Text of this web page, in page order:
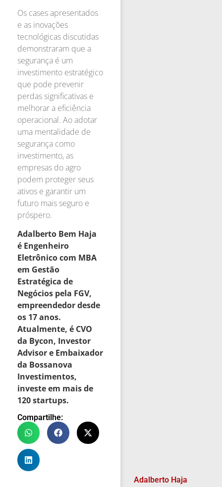
Os cases apresentados
e as inovações
tecnológicas discutidas
demonstraram que a
segurança é um
investimento estratégico
que pode prevenir
perdas significativas e
melhorar a eficiência
operacional. Ao adotar
uma mentalidade de
segurança como
investimento, as
empresas do agro
podem proteger seus
ativos e garantir um
futuro mais seguro e
próspero.
Adalberto Bem Haja
é Engenheiro
Eletrônico com MBA
em Gestão
Estratégica de
Negócios pela FGV,
empreendedor desde
os 17 anos.
Atualmente, é CVO
da Bycon, Investor
Advisor e Embaixador
da Bossanova
Investimentos,
investe em mais de
120 startups.
Compartilhe:
Adalberto Haja